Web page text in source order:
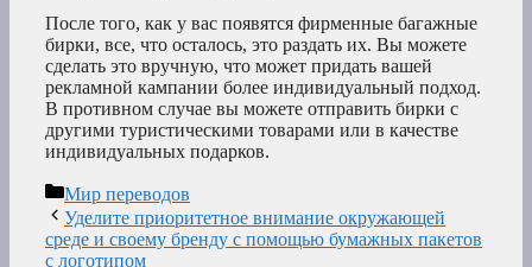
После того, как у вас появятся фирменные багажные
бирки, все, что осталось, это раздать их. Вы можете
сделать это вручную, что может придать вашей
рекламной кампании более индивидуальный подход.
В противном случае вы можете отправить бирки с
другими туристическими товарами или в качестве
индивидуальных подарков.
Рубрики
Мир переводов
Уделите приоритетное внимание окружающей
среде и своему бренду с помощью бумажных пакетов
с логотипом